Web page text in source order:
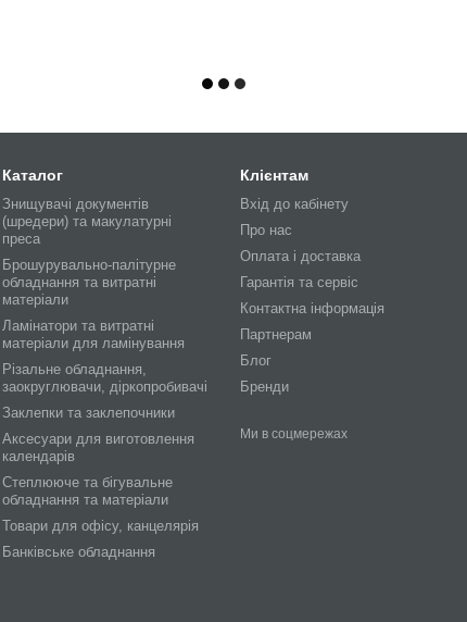
Каталог
Знищувачі документів
(шредери) та макулатурні
преса
Брошурувально-палітурне
обладнання та витратні
матеріали
Ламінатори та витратні
матеріали для ламінування
Різальне обладнання,
заокруглювачи, діркопробивачі
Заклепки та заклепочники
Аксесуари для виготовлення
календарів
Степлююче та бігувальне
обладнання та матеріали
Товари для офісу, канцелярія
Банківське обладнання
Клієнтам
Вхід до кабінету
Про нас
Оплата і доставка
Гарантія та сервіс
Контактна інформація
Партнерам
Блог
Бренди
Ми в соцмережах